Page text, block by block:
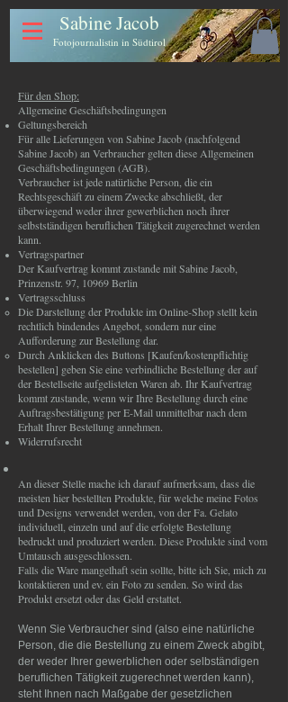
Sabine Jacob
Fotojournalistin in Südtirol
Für den Shop:
Allgemeine Geschäftsbedingungen
Geltungsbereich
Für alle Lieferungen von Sabine Jacob (nachfolgend
Sabine Jacob) an Verbraucher gelten diese Allgemeinen
Geschäftsbedingungen (AGB).
Verbraucher ist jede natürliche Person, die ein
Rechtsgeschäft zu einem Zwecke abschließt, der
überwiegend weder ihrer gewerblichen noch ihrer
selbstständigen beruflichen Tätigkeit zugerechnet werden
kann.
Vertragspartner
Der Kaufvertrag kommt zustande mit Sabine Jacob,
Prinzenstr. 97, 10969 Berlin
Vertragsschluss
Die Darstellung der Produkte im Online-Shop stellt kein
rechtlich bindendes Angebot, sondern nur eine
Aufforderung zur Bestellung dar.
Durch Anklicken des Buttons [Kaufen/kostenpflichtig
bestellen] geben Sie eine verbindliche Bestellung der auf
der Bestellseite aufgelisteten Waren ab. Ihr Kaufvertrag
kommt zustande, wenn wir Ihre Bestellung durch eine
Auftragsbestätigung per E-Mail unmittelbar nach dem
Erhalt Ihrer Bestellung annehmen.
Widerrufsrecht
​An dieser Stelle mache ich darauf aufmerksam, dass die
meisten hier bestellten Produkte, für welche meine Fotos
und Designs verwendet werden, von der Fa. Gelato
individuell, einzeln und auf die erfolgte Bestellung
bedruckt und produziert werden. Diese Produkte sind vom
Umtausch ausgeschlossen.
Falls die Ware mangelhaft sein sollte, bitte ich Sie, mich zu
kontaktieren und ev. ein Foto zu senden. So wird das
Produkt ersetzt oder das Geld erstattet.
Wenn Sie Verbraucher sind (also eine natürliche
Person, die die Bestellung zu einem Zweck abgibt,
der weder Ihrer gewerblichen oder selbständigen
beruflichen Tätigkeit zugerechnet werden kann),
steht Ihnen nach Maßgabe der gesetzlichen